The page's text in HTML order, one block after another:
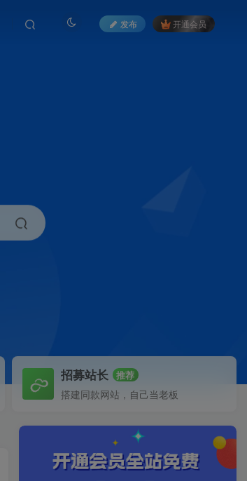
发布 开通会员
招募站长 推荐
搭建同款网站，自己当老板